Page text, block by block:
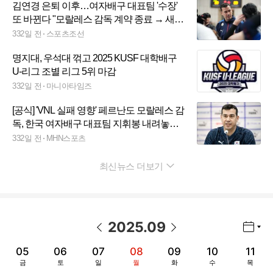
김연경 은퇴 이후…여자배구 대표팀 '수장'
또 바뀐다 "모랄레스 감독 계약 종료 → 새
지도자 공개채용" [공식발표]
332일 전 스포츠조선
명지대, 우석대 꺾고 2025 KUSF 대학배구
U-리그 조별 리그 5위 마감
332일 전 마니아타임즈
[공식] 'VNL 실패 영향' 페르난도 모랄레스 감
독, 한국 여자배구 대표팀 지휘봉 내려놓는
다
332일 전 MHN스포츠
최신뉴스 더보기
2025.09
05
금
06
토
07
일
08
월
09
화
10
수
11
목